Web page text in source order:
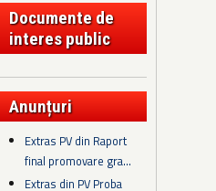
Documente de
interes public
Anunțuri
Extras PV din Raport
final promovare gra...
Extras din PV Proba